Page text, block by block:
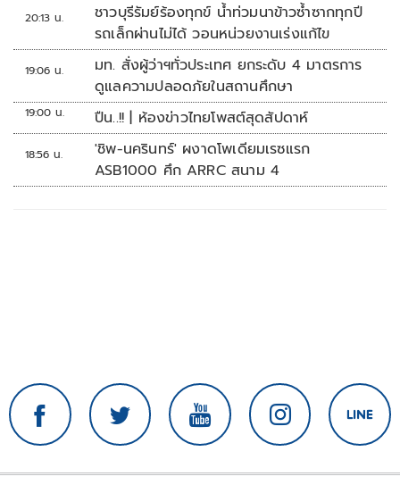
20:13 น.
ชาวบุรีรัมย์ร้องทุกข์ น้ำท่วมนาข้าวซ้ำซากทุกปี
รถเล็กผ่านไม่ได้ วอนหน่วยงานเร่งแก้ไข
19:06 น.
มท. สั่งผู้ว่าฯทั่วประเทศ ยกระดับ 4 มาตรการ
ดูแลความปลอดภัยในสถานศึกษา
19:00 น. ปืน..!! | ห้องข่าวไทยโพสต์สุดสัปดาห์
18:56 น.
'ชิพ-นครินทร์' ผงาดโพเดียมเรซแรก
ASB1000 ศึก ARRC สนาม 4